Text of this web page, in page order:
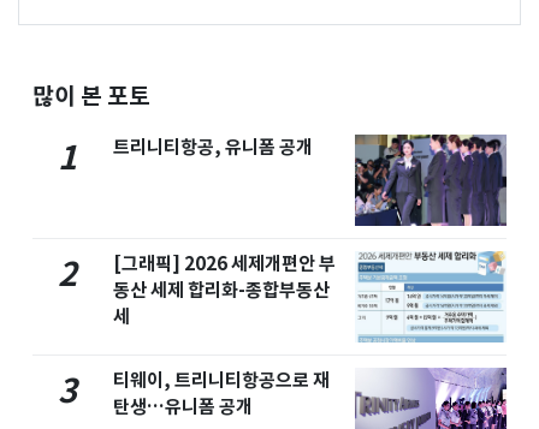
많이 본 포토
1 트리니티항공, 유니폼 공개
2
[그래픽] 2026 세제개편안 부
동산 세제 합리화-종합부동산
세
3
티웨이, 트리니티항공으로 재
탄생…유니폼 공개